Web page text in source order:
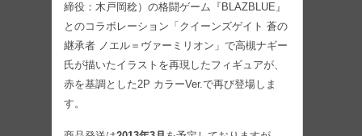
締役：木戸岡稔）の格闘ゲーム『BLAZBLUE』
とのコラボレーション「クイーンズゲイト 蒼の
継承者 ノエル＝ヴァーミリオン」で高槻ナギー
氏が描いたイラストを再現したフィギュアが、
赤を基調とした2P カラーVer.で再び登場しま
す。